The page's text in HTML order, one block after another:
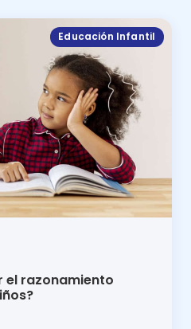
Educación Infantil
el razonamiento